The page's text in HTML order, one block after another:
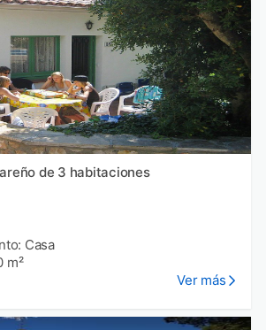
de 3 habitaciones
Casa
m²
Ver más